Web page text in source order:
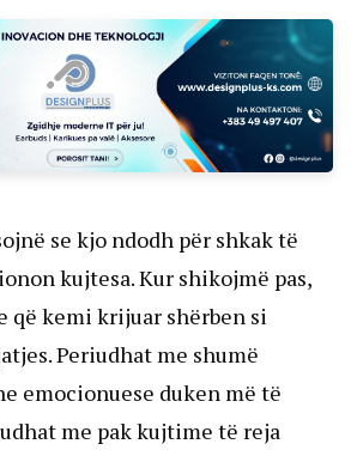
se kjo ndodh për shkak të
kujtesa. Kur shikojmë pas,
që kemi krijuar shërben si
Periudhat me shumë
emocionuese duken më të
me pak kujtime të reja